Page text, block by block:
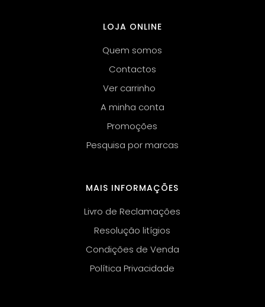
LOJA ONLINE
Quem somos
Contactos
Ver carrinho
A minha conta
Promoções
Pesquisa por marcas
MAIS INFORMAÇÕES
Livro de Reclamações
Resolução litígios
Condições de Venda
Política Privacidade